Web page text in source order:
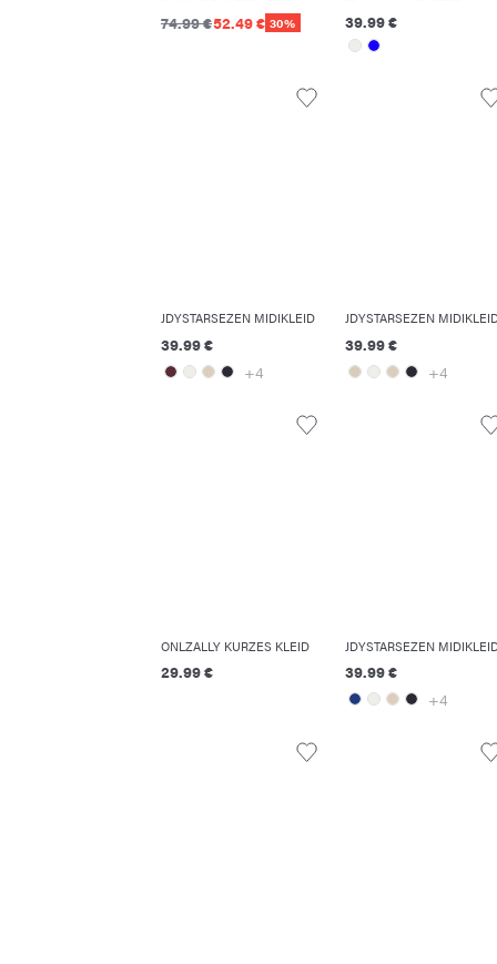
74.99 €52.49 € 30% 39.99 €
JDYSTARSEZEN MIDIKLEID
39.99 €
+4
JDYSTARSEZEN
39.99 €
+4
ONLZALLY KURZES KLEID
29.99 €
JDYSTARSEZEN
39.99 €
+4